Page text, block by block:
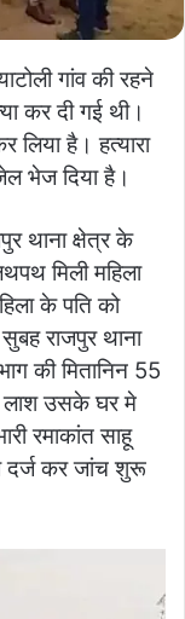
गांव की रहने
कर दी गई थी।
लिया है। हत्यारा
भेज दिया है।
थाना क्षेत्र के
मिली महिला
के पति को
राजपुर थाना
की मितानिन 55
लाश उसके घर मे
रमाकांत साहू
कर जांच शुरू